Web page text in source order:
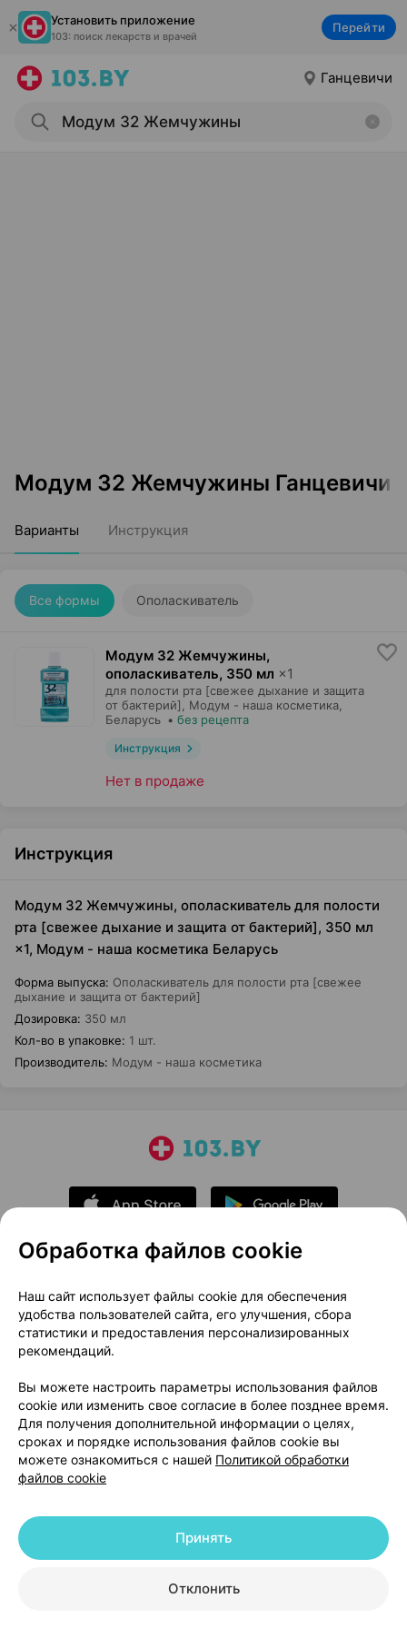
Установить приложение
103: поиск лекарств и врачей
Перейти
Ганцевичи
Модум 32 Жемчужины Ганцевичи
Варианты Инструкция
Все формы Ополаскиватель
Модум 32 Жемчужины,
ополаскиватель, 350 мл ×1
для полости рта [свежее дыхание и защита
от бактерий],
Модум - наша косметика
Беларусь • без рецепта
Инструкция
Нет в продаже
Инструкция
Модум 32 Жемчужины, ополаскиватель для полости
рта [свежее дыхание и защита от бактерий], 350 мл
×1, Модум - наша косметика Беларусь
Форма выпуска: Ополаскиватель для полости рта [свежее
дыхание и защита от бактерий]
Дозировка: 350 мл
Кол-во в упаковке: 1 шт.
Производитель: Модум - наша косметика
О проекте
Новости проекта
Размещение рекламы
Медицинский маркетинг
Публичный договор
Доставка
Способы оплаты
Вакансии
Партнеры
Написать руководителю 103.by
Написать в поддержку
Персональные настройки Cookie
© 2026 ООО «Артокс Лаб», УНП 191700409 | 220012, Республика Беларусь,
+375 291212755
Обработка файлов cookie
Наш сайт использует файлы cookie для обеспечения
удобства пользователей сайта, его улучшения, сбора
статистики и предоставления персонализированных
рекомендаций.
Вы можете настроить параметры использования файлов
cookie или изменить свое согласие в более позднее время.
Для получения дополнительной информации о целях,
сроках и порядке использования файлов cookie вы
можете ознакомиться с нашей Политикой обработки
файлов cookie
Отклонить
Принять